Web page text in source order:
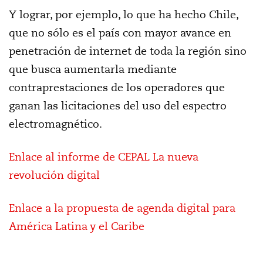
Y lograr, por ejemplo, lo que ha hecho Chile,
que no sólo es el país con mayor avance en
penetración de internet de toda la región sino
que busca aumentarla mediante
contraprestaciones de los operadores que
ganan las licitaciones del uso del espectro
electromagnético.
Enlace al informe de CEPAL La nueva
revolución digital
Enlace a la propuesta de agenda digital para
América Latina y el Caribe